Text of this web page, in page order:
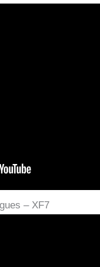
– XF7